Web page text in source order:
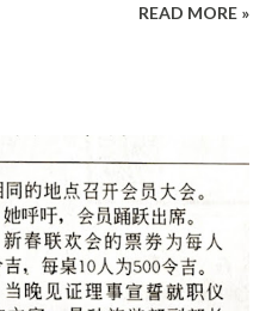
理事可以讓該會不僅擴大陣容，
可以再次舉行。 聘書記收集校
協助收集校友的資料， 主要是為
大家並給予通知， 在未來也能
她呼籲培中校友透過開啟網頁
填寫表格。
READ MORE »